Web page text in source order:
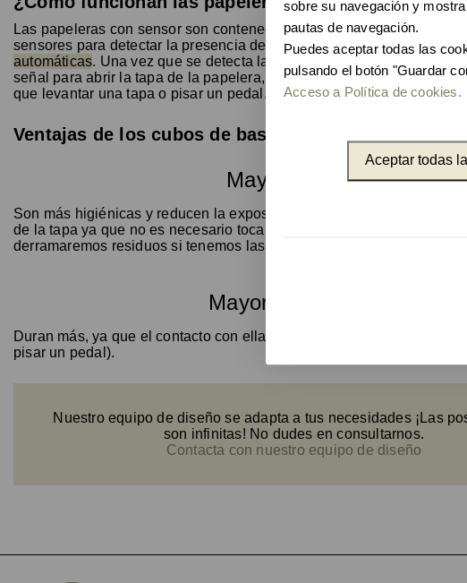
Las papeleras con sensor son contenedores de basura inteligentes
sensores para detectar la presencia de residuos. Es lo que se
automáticas. Una vez que se detecta la presencia de un objeto, el
señal para abrir la tapa de la papelera, permitiendo que se arroje el
que levantar una tapa o pisar un pedal.
Ventajas de los cubos de basura con sensor
Mayor higiene
Son más higiénicas y reducen la exposición a gérmenes y bacterias
de la tapa ya que no es necesario tocarla. No nos ensuciaremos las
derramaremos residuos si tenemos las manos sucias o muy llenas.
Mayor durabilidad
Duran más, ya que el contacto con ellas es menor (no hay que
pisar un pedal).
Nuestro equipo de diseño se adapta a tus necesidades ¡Las
son infinitas! No dudes en consultarnos.
Contacta con nuestro equipo de diseño
sobre su navegación y
pautas de navegación.
Puedes aceptar todas las
pulsando el botón "Guardar
Acceso a Política de cookies.
Aceptar todas